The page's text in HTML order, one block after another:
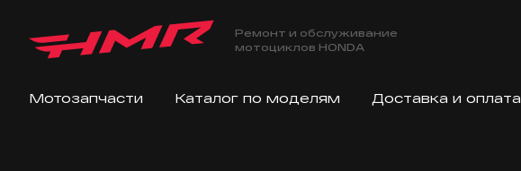
Ремонт и обслуживание
мотоциклов HONDA
Мотозапчасти Каталог по моделям Доставка и оплата